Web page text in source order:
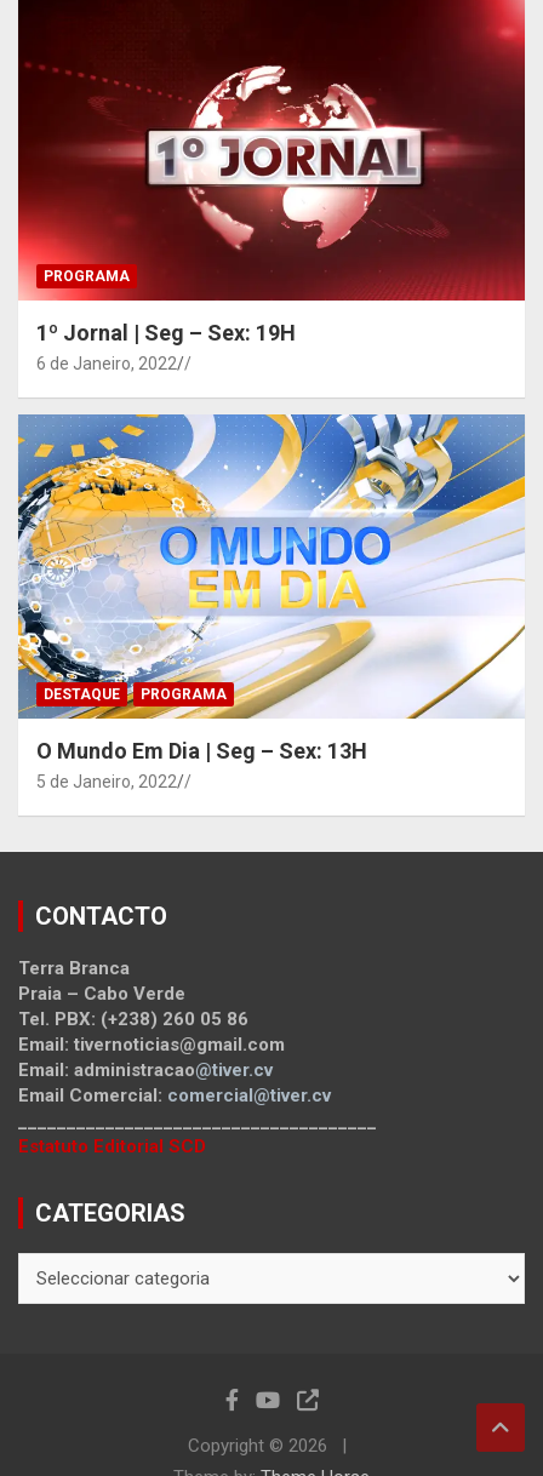
PROGRAMA
1º Jornal | Seg – Sex: 19H
6 de Janeiro, 2022 /
DESTAQUE PROGRAMA
O Mundo Em Dia | Seg – Sex: 13H
5 de Janeiro, 2022 /
CONTACTO
Terra Branca
Praia – Cabo Verde
Tel. PBX: (+238) 260 05 86
Email: tivernoticias@gmail.com
Email: administracao@tiver.cv
Email Comercial: comercial@tiver.cv
Estatuto Editorial SCD
CATEGORIAS
Copyright © 2026